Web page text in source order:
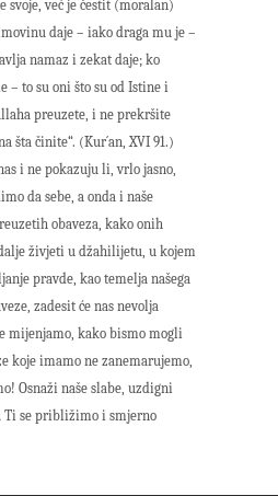
već je čestit (moralan)
daje – iako draga mu je –
namaz i zekat daje; ko
– to su oni što su od Istine i
preuzete, i ne prekršite
šta činite“. (Kur´an, XVI 91.)
i ne pokazuju li, vrlo jasno,
da sebe, a onda i naše
obaveza, kako onih
živjeti u džahilijetu, u kojem
pravde, kao temelja našega
zadesit će nas nevolja
mijenjamo, kako bismo mogli
koje imamo ne zanemarujemo,
Osnaži naše slabe, uzdigni
Ti se približimo i smjerno